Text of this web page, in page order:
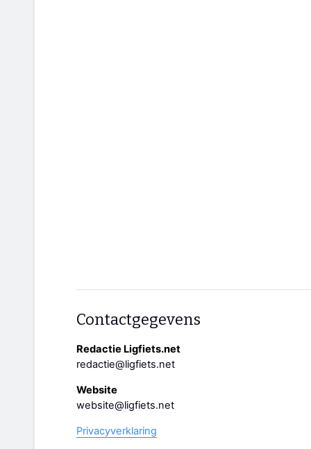
Contactgegevens
Redactie Ligfiets.net
redactie@ligfiets.net
Website
website@ligfiets.net
Privacyverklaring